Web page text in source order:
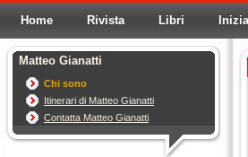
Home Rivista Libri
Matteo Gianatti
Chi sono
Itinerari di Matteo Gianatti
Contatta Matteo Gianatti